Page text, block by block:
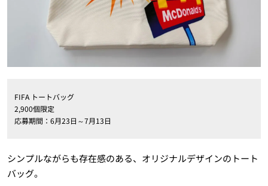
FIFA トートバッグ
2,900個限定
応募期間：6月23日～7月13日
シンプルながらも存在感のある、オリジナルデザインのトート
バッグ。